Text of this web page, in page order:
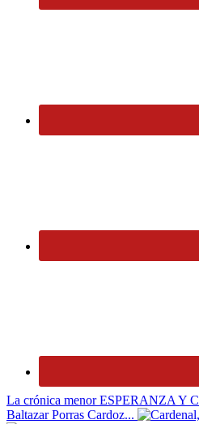
La crónica menor ESPERANZA Y
Baltazar Porras Cardoz...